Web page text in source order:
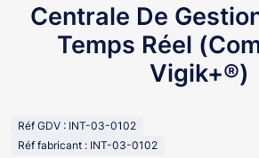
Centrale De
Temps Réel
Vigik+®)
Réf GDV : INT-03-0102
Réf fabricant : INT-03-0102